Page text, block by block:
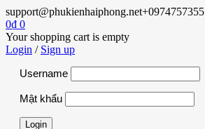
support@phukienhaiphong.net+0974757355
0₫ 0
Your shopping cart is empty
Login / Sign up
Username
Mật khẩu